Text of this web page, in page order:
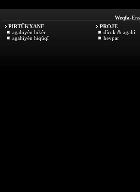
Weqfa-
PIRTÛKXANE
agahiyên bikêr
agahiyên hiqûqî
PROJE
dîrok & agahî
hevpar